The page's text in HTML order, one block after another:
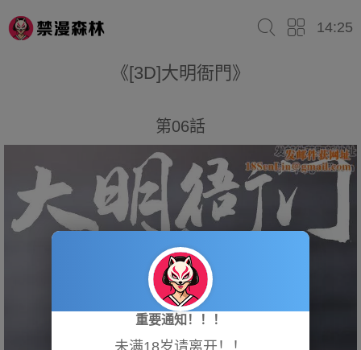
14:25
《[3D]大明衙門》
第06話
重要通知！！！
未满18岁请离开！！